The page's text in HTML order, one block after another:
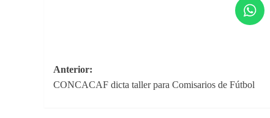
Navegación
de
Anterior:
CONCACAF dicta taller para Comisarios de Fútbol